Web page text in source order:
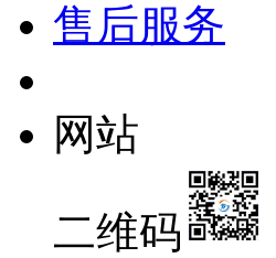
售后服务
网站
二维码